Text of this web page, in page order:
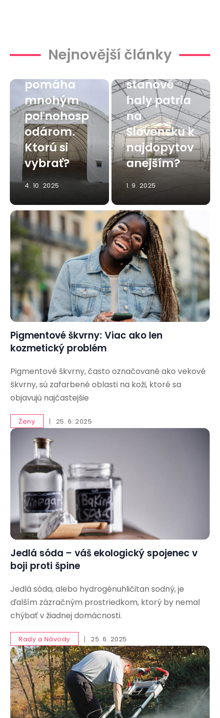
Nejnovější články
Plachtová
pomáha
mnohým
poľnohosp
odárom.
Ktorú si
vybrať?
4. 10. 2025
stanové
haly patria
na
Slovensku k
najdopytov
anejším?
1. 9. 2025
Pigmentové škvrny: Viac ako len
kozmetický problém
Pigmentové škvrny, často označované ako vekové
škvrny, sú zafarbené oblasti na koži, ktoré sa
objavujú najčastejšie
Ženy 25. 6. 2025
Jedlá sóda – váš ekologický spojenec v
boji proti špine
Jedlá sóda, alebo hydrogénuhličitan sodný, je
ďalším zázračným prostriedkom, ktorý by nemal
chýbať v žiadnej domácnosti.
Rady a Návody 25. 6. 2025